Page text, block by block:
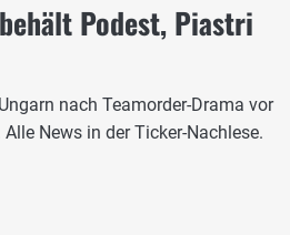
Podest, Piastri
nach Teamorder-Drama vor
News in der Ticker-Nachlese.